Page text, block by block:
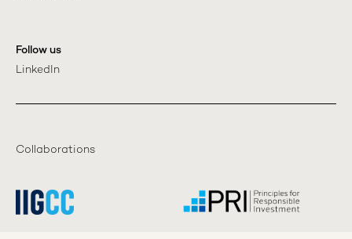
Follow us
LinkedIn
Collaborations